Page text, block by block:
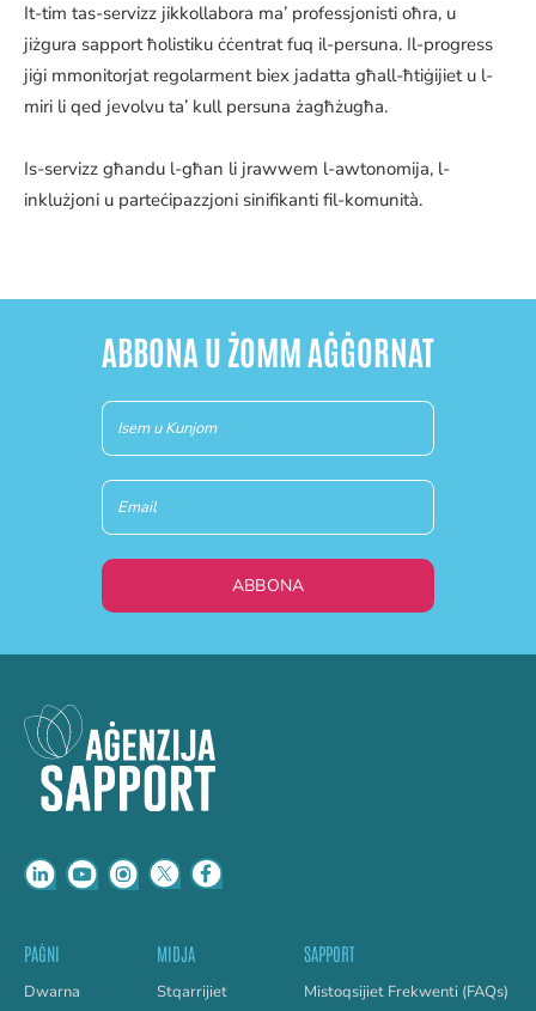
It-tim tas-servizz jikkollabora ma’ professjonisti oħra, u
jiżgura sapport ħolistiku ċċentrat fuq il-persuna. Il-progress
jiġi mmonitorjat regolarment biex jadatta għall-ħtiġijiet u l-
miri li qed jevolvu ta’ kull persuna żagħżugħa.
Is-servizz għandu l-għan li jrawwem l-awtonomija, l-
inklużjoni u parteċipazzjoni sinifikanti fil-komunità.
ABBONA U ŻOMM AĠĠORNAT
Newsletter
(MT)
ABBONA
PAĠNI
Dwarna
MIDJA
Stqarrijiet
SAPPORT
Mistoqsijiet Frekwenti (FAQs)